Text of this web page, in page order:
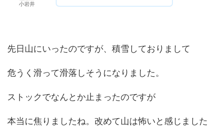
小岩井
先日山にいったのですが、積雪しておりまして
危うく滑って滑落しそうになりました。
ストックでなんとか止まったのですが
本当に焦りましたね。改めて山は怖いと感じました